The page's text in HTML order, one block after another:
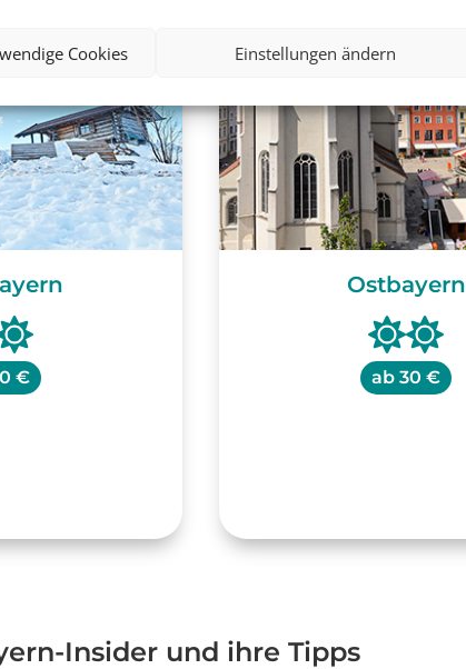
Cookies Einstellungen ändern
€
Ostbayern
ab 30 €
Insider und ihre Tipps